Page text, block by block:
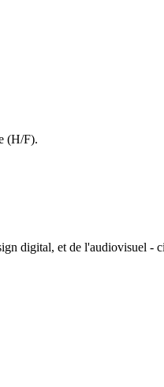
(H/F).
digital, et de l'audiovisuel -